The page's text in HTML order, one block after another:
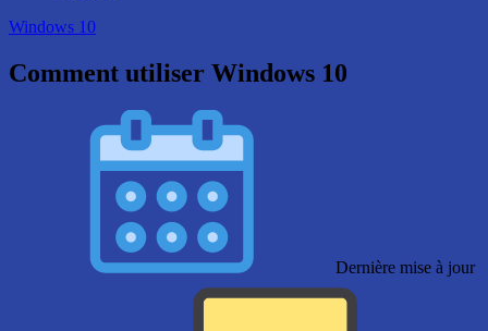
Windows 10
Comment utiliser Windows 10
Dernière mise à jour